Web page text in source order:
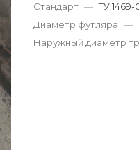
Стандарт — ТУ 1469-
Диаметр футляра —
Наружный диаметр